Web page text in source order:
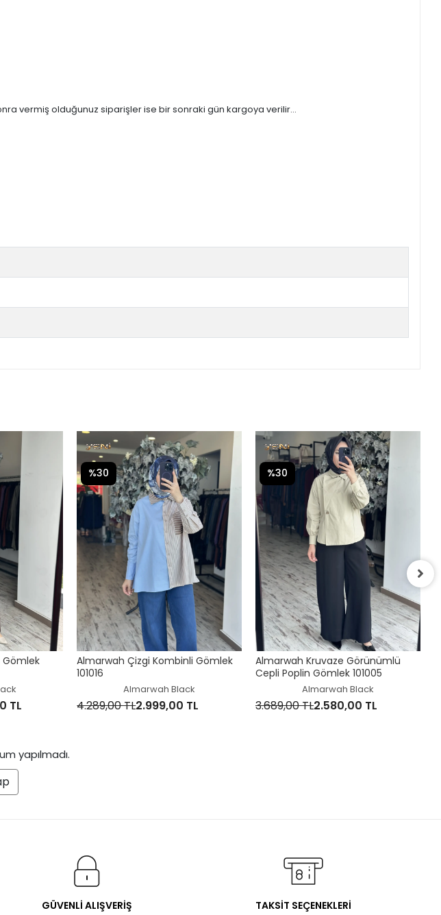
vermiş olduğunuz siparişler ise bir sonraki gün kargoya verilir...
Gömlek
TL
Almarwah Çizgi Kombinli Gömlek
101016
Almarwah Black
4.289,00 TL2.999,00 TL
%30
Almarwah Kruvaze Görünümlü
Cepli Poplin Gömlek 101005
Almarwah Black
3.689,00 TL2.580,00 TL
%30
yapılmadı.
GÜVENLİ ALIŞVERİŞ
TAKSİT SEÇENEKLERİ